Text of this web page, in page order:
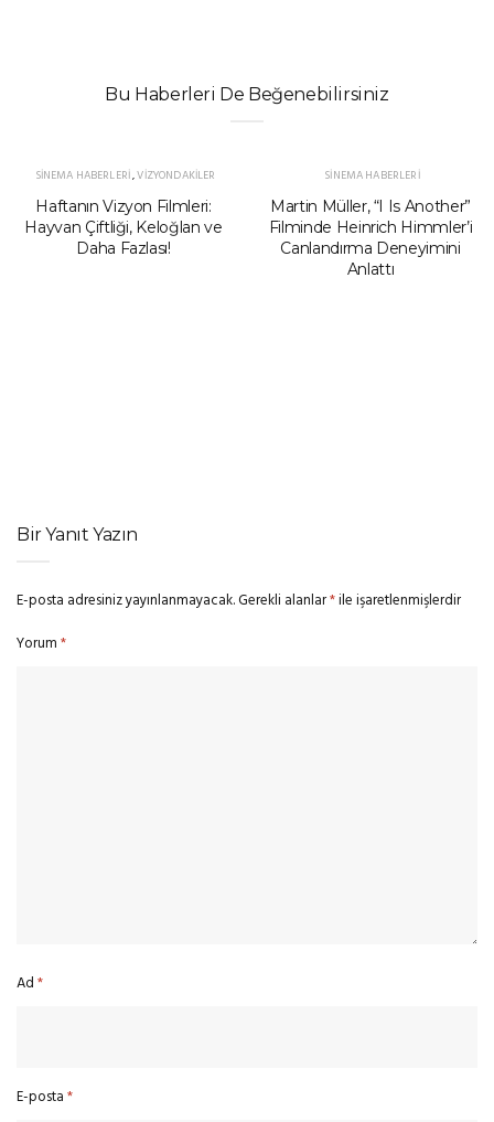
Bu Haberleri De Beğenebilirsiniz
SINEMA HABERLERI,VIZYONDAKILER
Haftanın Vizyon Filmleri:
Hayvan Çiftliği, Keloğlan ve
Daha Fazlası!
SINEMA HABERLERI
Martin Müller, “I Is Another”
Filminde Heinrich Himmler’i
Canlandırma Deneyimini
Anlattı
Bir Yanıt Yazın
E-posta adresiniz yayınlanmayacak.Gerekli alanlar*ile işaretlenmişlerdir
Yorum*
Ad*
E-posta*